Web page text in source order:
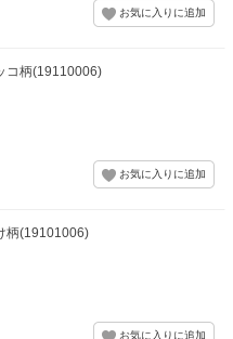
コ柄(19110006)
柄(19101006)